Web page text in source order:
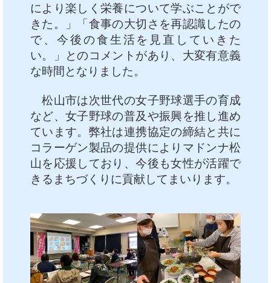
により楽しく栄養について学ぶことがで
きた。」「食事の大切さを再認識したの
で、今後の食生活を見直していきた
い。」とのコメントがあり、大変有意義
な時間となりました。
松山市は次世代の女子野球選手の育成
など、女子野球の普及や振興を推し進め
ています。弊社は連携協定の締結と共に
コラーゲン製品の提供によりマドンナ松
山を応援しており、今後も女性が活躍で
きるまちづくりに貢献してまいります。